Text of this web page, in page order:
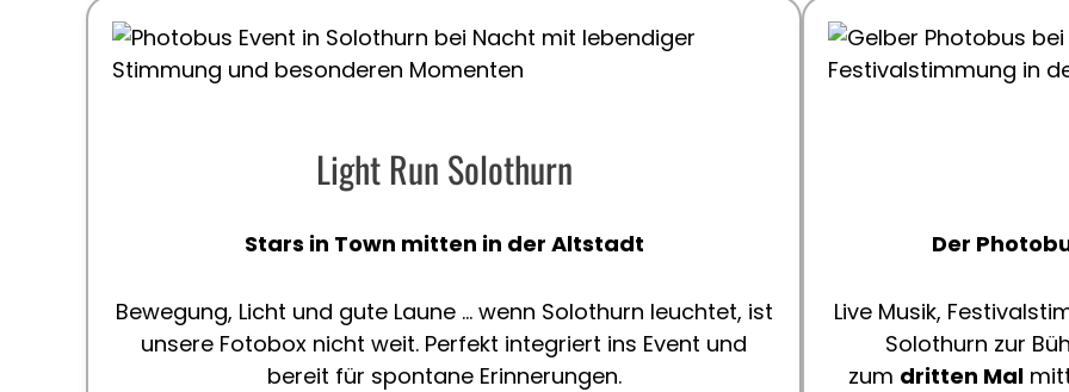
Light Run Solothurn
Stars in Town mitten in der Altstadt
Bewegung, Licht und gute Laune … wenn Solothurn leuchtet, ist
unsere Fotobox nicht weit. Perfekt integriert ins Event und
bereit für spontane Erinnerungen.
Der
Live Musik,
Solothurn zur
zum dritten Mal